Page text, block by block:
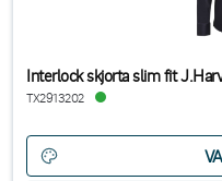
Interlock skjorta slim fit
TX2913202